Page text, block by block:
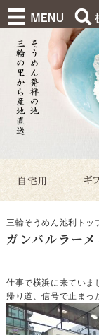
三輪そうめん池利トッ
ガンバルラーメ
仕事で横浜に来ていま
帰り道、信号で止まっ